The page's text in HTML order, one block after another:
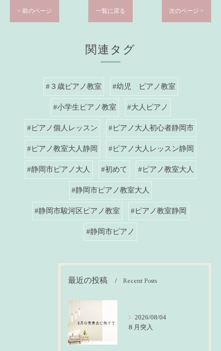
< 前のページ 一覧に戻る 次のページ >
関連タグ
#３歳ピアノ教室 #幼児 ピアノ教室
#小学生ピアノ教室 #大人ピアノ
#ピアノ個人レッスン #ピアノ大人初心者静岡市
#ピアノ教室大人静岡 #ピアノ大人レッスン静岡
#静岡市ピアノ大人 #初めて #ピアノ教室大人
#静岡市ピアノ教室大人
#静岡市駿河区ピアノ教室 #ピアノ教室静岡
#静岡市ピアノ
最近の投稿 Recent Posts
2026/08/04
８月突入